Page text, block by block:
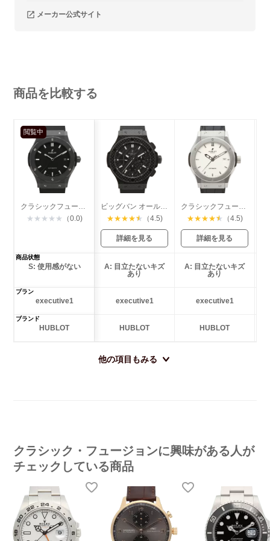
メーカー公式サイト
商品を比較する
閲覧中
クラシックフュージョン ブラックマジック
★ ★ ★ ★ ★ （0.0)
ビッグバン オールカーボン
★★★★★ （4.5)
詳細を見る
クラシックフュージョン チタニウム
★★★★★ （4.5)
詳細を見る
商品状態
S: 使用感がない
A: 目立たないキズ
あり
A: 目立たないキズ
あり
プラン
executive1 executive1 executive1
ブランド
HUBLOT HUBLOT HUBLOT
他の項目もみる
クラシック・フュージョンに興味がある人が
チェックしている商品